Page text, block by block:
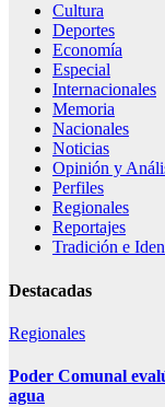
Cultura
Deportes
Economía
Especial
Internacionales
Memoria
Nacionales
Noticias
Opinión y
Perfiles
Regionales
Reportajes
Tradición e
Destacadas
Regionales
Poder Comunal
agua